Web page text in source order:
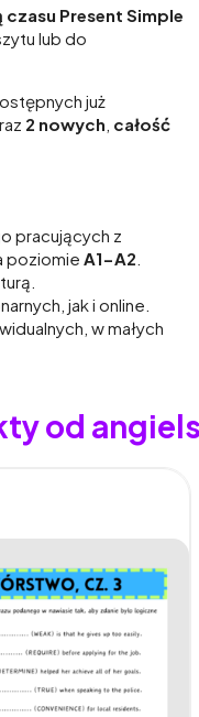
Present Simple
lub do
już
2 nowych całość
pracujących z
poziomie A1-A2
jak i online.
w małych
od